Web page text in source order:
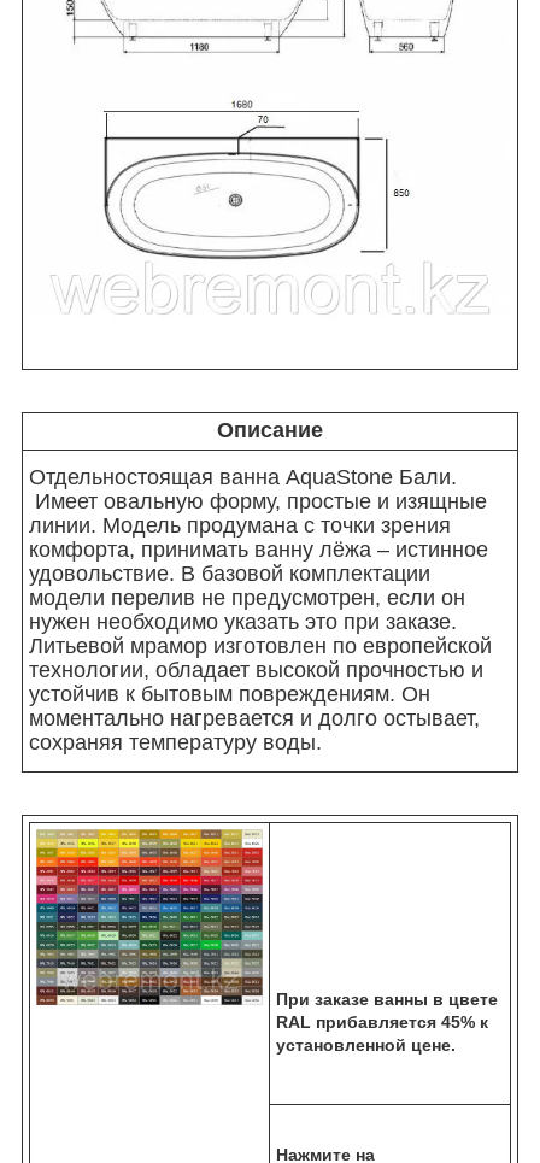
Описание
Отдельностоящая ванна AquaStone Бали.
Имеет овальную форму, простые и изящные
линии. Модель продумана с точки зрения
комфорта, принимать ванну лёжа – истинное
удовольствие. В базовой комплектации
модели перелив не предусмотрен, если он
нужен необходимо указать это при заказе.
Литьевой мрамор изготовлен по европейской
технологии, обладает высокой прочностью и
устойчив к бытовым повреждениям. Он
моментально нагревается и долго остывает,
сохраняя температуру воды.
При заказе ванны в цвете
RAL прибавляется 45% к
установленной цене.
Нажмите на